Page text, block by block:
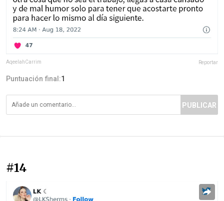
AqeelahCarrim Reportar
Puntuación final:1
PUBLICAR
#14